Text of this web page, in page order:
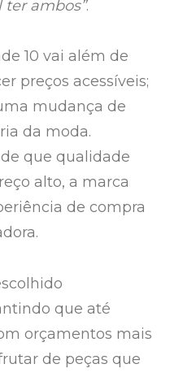
ter ambos”.
10 vai além de
preços acessíveis;
mudança de
da moda.
que qualidade
alto, a marca
de compra
que até
orçamentos mais
de peças que